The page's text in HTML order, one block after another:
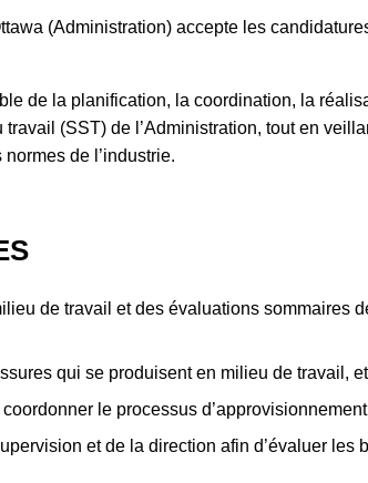
(Administration) accepte les
de la planification, la coordination, la
(SST) de l’Administration, tout en
de l’industrie.
de travail et des évaluations sommaires
qui se produisent en milieu de travail,
le processus
et de la direction afin d’évaluer